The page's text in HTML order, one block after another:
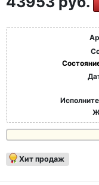
Хит продаж